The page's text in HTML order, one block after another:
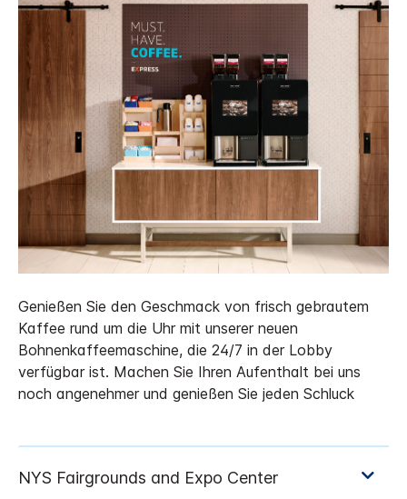
Genießen Sie den Geschmack von frisch gebrautem
Kaffee rund um die Uhr mit unserer neuen
Bohnenkaffeemaschine, die 24/7 in der Lobby
verfügbar ist. Machen Sie Ihren Aufenthalt bei uns
noch angenehmer und genießen Sie jeden Schluck